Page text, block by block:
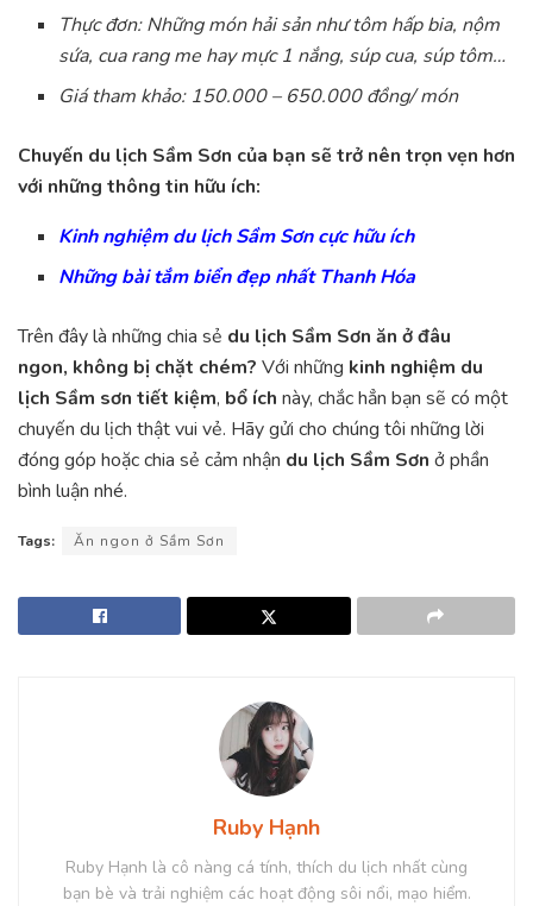
Thực đơn: Những món hải sản như tôm hấp bia, nộm
sứa, cua rang me hay mực 1 nắng, súp cua, súp tôm…
Giá tham khảo: 150.000 – 650.000 đồng/ món
Chuyến du lịch Sầm Sơn của bạn sẽ trở nên trọn vẹn hơn
với những thông tin hữu ích:
Kinh nghiệm du lịch Sầm Sơn cực hữu ích
Những bài tắm biển đẹp nhất Thanh Hóa
Trên đây là những chia sẻ du lịch Sầm Sơn ăn ở đâu
ngon, không bị chặt chém? Với những kinh nghiệm du
lịch Sầm sơn tiết kiệm, bổ ích này, chắc hẳn bạn sẽ có một
chuyến du lịch thật vui vẻ. Hãy gửi cho chúng tôi những lời
đóng góp hoặc chia sẻ cảm nhận du lịch Sầm Sơn ở phần
bình luận nhé.
Tags: Ăn ngon ở Sầm Sơn
Ruby Hạnh
Ruby Hạnh là cô nàng cá tính, thích du lịch nhất cùng
bạn bè và trải nghiệm các hoạt động sôi nổi, mạo hiểm.